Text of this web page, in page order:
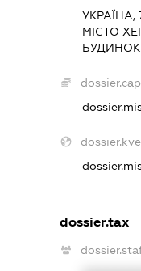
МІСТО
БУДИНОК
dossier.tax